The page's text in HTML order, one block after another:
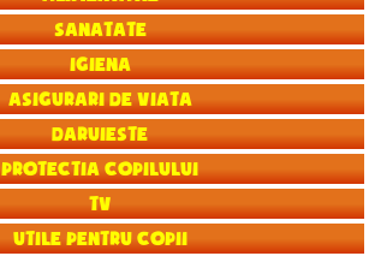
Sanatate
Igiena
Asigurari de viata
Daruieste
Protectia copilului
TV
Utile pentru copii